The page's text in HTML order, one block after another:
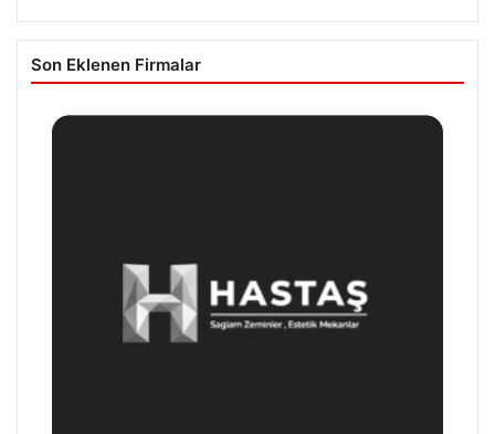
Son Eklenen Firmalar